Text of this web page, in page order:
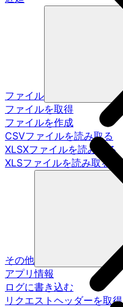
ファイル
ファイルを取得
ファイルを作成
CSVファイルを読み取る
XLSXファイルを読み取る
XLSファイルを読み取る
その他
アプリ情報
ログに書き込む
リクエストヘッダーを取得